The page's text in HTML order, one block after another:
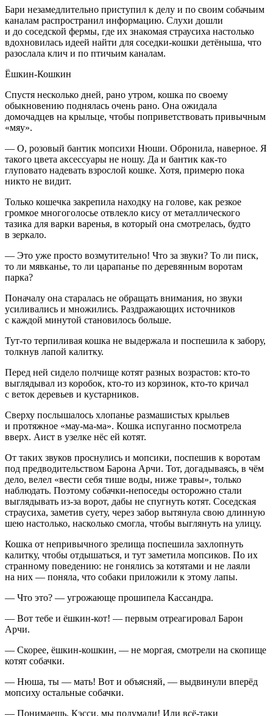
Бари незамедлительно приступил к делу и по своим собачьим
каналам распространил информацию. Слухи дошли
и до соседской фермы, где их знакомая страусиха настолько
вдохновилась идеей найти для соседки-кошки детёныша, что
разослала клич и по птичьим каналам.
Ёшкин-Кошкин
Спустя несколько дней, рано утром, кошка по своему
обыкновению поднялась очень рано. Она ожидала
домочадцев на крыльце, чтобы поприветствовать привычным
«мяу».
— О, розовый бантик мопсихи Нюши. Обронила, наверное. Я
такого цвета аксессуары не ношу. Да и бантик как-то
глуповато надевать взрослой кошке. Хотя, примерю пока
никто не видит.
Только кошечка закрепила находку на голове, как резкое
громкое многоголосье отвлекло кису от металлического
тазика для варки варенья, в который она смотрелась, будто
в зеркало.
— Это уже просто возмутительно! Что за звуки? То ли писк,
то ли мявканье, то ли царапанье по деревянным воротам
парка?
Поначалу она старалась не обращать внимания, но звуки
усиливались и множились. Раздражающих источников
с каждой минутой становилось больше.
Тут-то терпиливая кошка не выдержала и поспешила к забору,
толкнув лапой калитку.
Перед ней сидело полчище котят разных возрастов: кто-то
выглядывал из коробок, кто-то из корзинок, кто-то кричал
с веток деревьев и кустарников.
Сверху послышалось хлопанье размашистых крыльев
и протяжное «мау-ма-ма». Кошка испуганно посмотрела
вверх. Аист в узелке нёс ей котят.
От таких звуков проснулись и мопсики, поспешив к воротам
под предводительством Барона Арчи. Тот, догадываясь, в чём
дело, велел «вести себя тише воды, ниже травы», только
наблюдать. Поэтому собачки-непоседы осторожно стали
выглядывать из-за ворот, дабы не спугнуть котят. Соседская
страусиха, заметив суету, через забор вытянула свою длинную
шею настолько, насколько смогла, чтобы выглянуть на улицу.
Кошка от непривычного зрелища поспешила захлопнуть
калитку, чтобы отдышаться, и тут заметила мопсиков. По их
странному поведению: не гонялись за котятами и не лаяли
на них — поняла, что собаки приложили к этому лапы.
— Что это? — угрожающе прошипела Кассандра.
— Вот тебе и ёшкин-кот! — первым отреагировал Барон
Арчи.
— Скорее, ёшкин-кошкин, — не моргая, смотрели на скопище
котят собачки.
— Нюша, ты — мать! Вот и объясняй, — выдвинули вперёд
мопсиху остальные собачки.
— Понимаешь, Кэсси, мы подумали! Или всё-таки